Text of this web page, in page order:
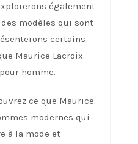
également
modèles qui sont
certains
Maurice Lacroix
homme.
ce que Maurice
modernes qui
à la mode et